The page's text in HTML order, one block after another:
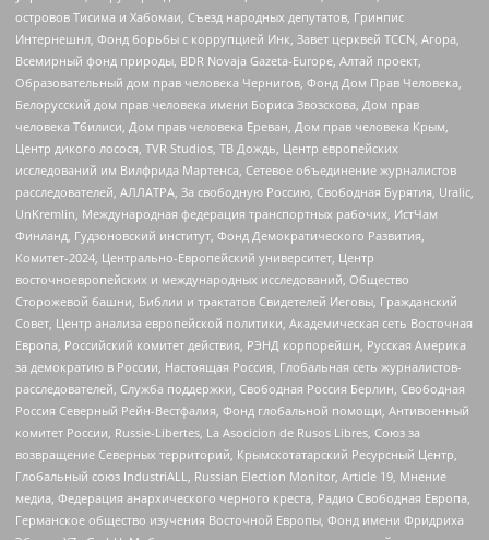
островов Тисима и Хабомаи, Съезд народных депутатов, Гринпис
Интернешнл, Фонд борьбы с коррупцией Инк, Завет церквей TCCN, Агора,
Всемирный фонд природы, BDR Novaja Gazeta-Europe, Алтай проект,
Образовательный дом прав человека Чернигов, Фонд Дом Прав Человека,
Белорусский дом прав человека имени Бориса Звозскова, Дом прав
человека Тбилиси, Дом прав человека Ереван, Дом прав человека Крым,
Центр дикого лосося, TVR Studios, ТВ Дождь, Центр европейских
исследований им Вилфрида Мартенса, Сетевое объединение журналистов
расследователей, АЛЛАТРА, За свободную Россию, Свободная Бурятия, Uralic,
UnKremlin, Международная федерация транспортных рабочих, ИстЧам
Финланд, Гудзоновский институт, Фонд Демократического Развития,
Комитет-2024, Центрально-Европейский университет, Центр
восточноевропейских и международных исследований, Общество
Сторожевой башни, Библии и трактатов Свидетелей Иеговы, Гражданский
Совет, Центр анализа европейской политики, Академическая сеть Восточная
Европа, Российский комитет действия, РЭНД корпорейшн, Русская Америка
за демократию в России, Настоящая Россия, Глобальная сеть журналистов-
расследователей, Служба поддержки, Свободная Россия Берлин, Свободная
Россия Северный Рейн-Вестфалия, Фонд глобальной помощи, Антивоенный
комитет России, Russie-Libertes, La Asocicion de Rusos Libres, Союз за
возвращение Северных территорий, Крымскотатарский Ресурсный Центр,
Глобальный союз IndustriALL, Russian Election Monitor, Article 19, Мнение
медиа, Федерация анархического черного креста, Радио Свободная Европа,
Германское общество изучения Восточной Европы, Фонд имени Фридриха